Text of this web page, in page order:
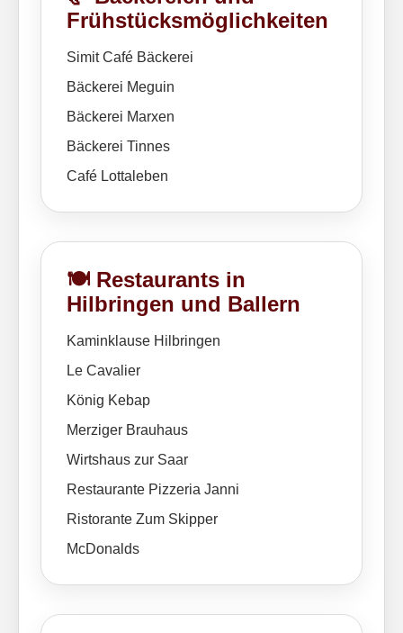
Frühstücksmöglichkeiten
Simit Café Bäckerei
Bäckerei Meguin
Bäckerei Marxen
Bäckerei Tinnes
Café Lottaleben
🍽️ Restaurants in
Hilbringen und Ballern
Kaminklause Hilbringen
Le Cavalier
König Kebap
Merziger Brauhaus
Wirtshaus zur Saar
Restaurante Pizzeria Janni
Ristorante Zum Skipper
McDonalds